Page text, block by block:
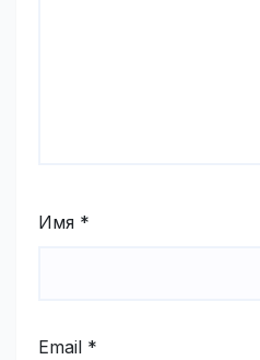
Имя *
Email *